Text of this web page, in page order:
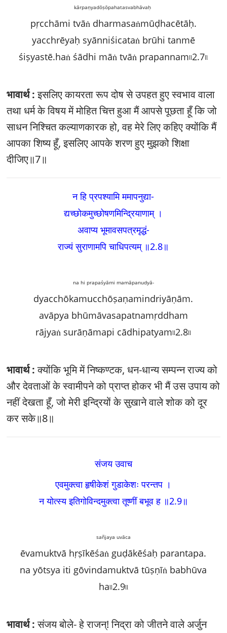
kārpaṇyadōṣōpahatasvabhāvaḥ
pṛcchāmi tvāṅ dharmasaṅmūḍhacētāḥ.
yacchrēyaḥ syānniśicataṅ brūhi tanmē
śiṣyastē.haṅ śādhi māṅ tvāṅ prapannam৷৷2.7৷৷
भावार्थ :इसलिए कायरता रूप दोष से उपहत हुए स्वभाव वाला
तथा धर्म के विषय में मोहित चित्त हुआ मैं आपसे पूछता हूँ कि जो
साधन निश्चित कल्याणकारक हो, वह मेरे लिए कहिए क्योंकि मैं
आपका शिष्य हूँ, इसलिए आपके शरण हुए मुझको शिक्षा
दीजिए॥7॥
न हि प्रपश्यामि ममापनुद्या-
द्यच्छोकमुच्छोषणमिन्द्रियाणाम्‌ ।
अवाप्य भूमावसपत्रमृद्धं-
राज्यं सुराणामपि चाधिपत्यम्‌ ॥2.8॥
na hi prapaśyāmi mamāpanudyā-
dyacchōkamucchōṣaṇamindriyāṇām.
avāpya bhūmāvasapatnamṛddham
rājyaṅ surāṇāmapi cādhipatyam৷৷2.8৷৷
भावार्थ :क्योंकि भूमि में निष्कण्टक, धन-धान्य सम्पन्न राज्य को
और देवताओं के स्वामीपने को प्राप्त होकर भी मैं उस उपाय को
नहीं देखता हूँ, जो मेरी इन्द्रियों के सुखाने वाले शोक को दूर
कर सके॥8॥
संजय उवाच
एवमुक्त्वा हृषीकेशं गुडाकेशः परन्तप ।
न योत्स्य इतिगोविन्दमुक्त्वा तूष्णीं बभूव ह ॥2.9॥
sañjaya uvāca
ēvamuktvā hṛṣīkēśaṅ guḍākēśaḥ parantapa.
na yōtsya iti gōvindamuktvā tūṣṇīṅ babhūva
ha৷৷2.9৷৷
भावार्थ :संजय बोले- हे राजन्‌! निद्रा को जीतने वाले अर्जुन